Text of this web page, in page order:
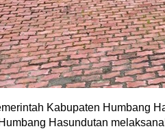
Kabupaten Humbang
Hasundutan